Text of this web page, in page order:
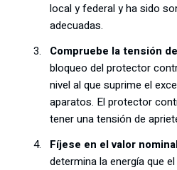
local y federal y ha sido
adecuadas.
Compruebe la tensión
bloqueo del protector
nivel al que suprime el
aparatos. El protector
tener una tensión de
Fíjese en el valor
determina la energía que